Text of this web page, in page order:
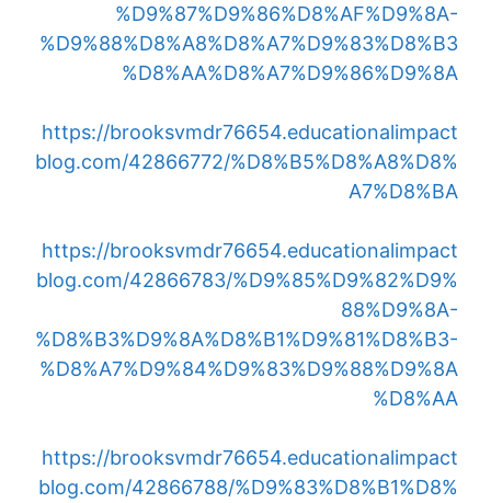
%D9%87%D9%86%D8%AF%D9%8A-
%D9%88%D8%A8%D8%A7%D9%83%D8%B3
%D8%AA%D8%A7%D9%86%D9%8A
https://brooksvmdr76654.educationalimpact
blog.com/42866772/%D8%B5%D8%A8%D8%
A7%D8%BA
https://brooksvmdr76654.educationalimpact
blog.com/42866783/%D9%85%D9%82%D9%
88%D9%8A-
%D8%B3%D9%8A%D8%B1%D9%81%D8%B3-
%D8%A7%D9%84%D9%83%D9%88%D9%8A
%D8%AA
https://brooksvmdr76654.educationalimpact
blog.com/42866788/%D9%83%D8%B1%D8%